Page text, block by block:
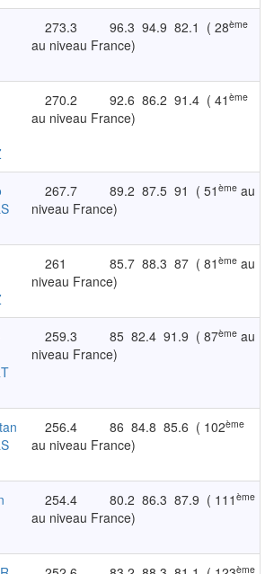
273.3 96.3 94.9 82.1 ( 28ème
au niveau France)
270.2 92.6 86.2 91.4 ( 41ème
au niveau France)
267.7 89.2 87.5 91 ( 51ème au
niveau France)
261 85.7 88.3 87 ( 81ème au
niveau France)
259.3 85 82.4 91.9 ( 87ème au
niveau France)
256.4 86 84.8 85.6 ( 102ème
au niveau France)
254.4 80.2 86.3 87.9 ( 111ème
au niveau France)
ème